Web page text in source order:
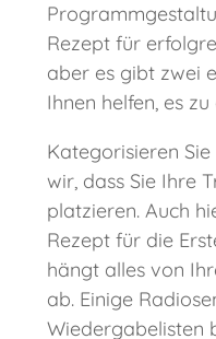
Rezept für
aber es gibt zwei
Ihnen helfen, es
Kategorisieren
wir, dass Sie Ihre
platzieren. Auch
Rezept für die
hängt alles von
ab. Einige
Wiedergabelisten